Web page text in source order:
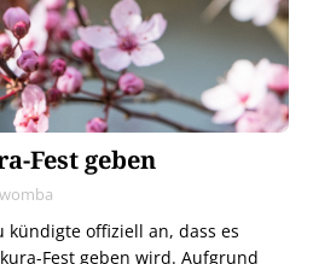
Fest geben
kündigte offiziell an, dass es
Fest geben wird. Aufgrund